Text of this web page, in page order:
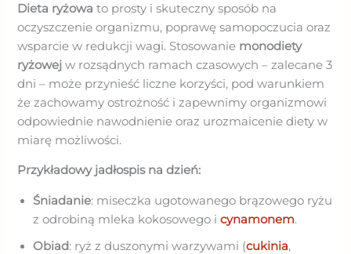
Dieta ryżowa to prosty i skuteczny sposób na
oczyszczenie organizmu, poprawę samopoczucia oraz
wsparcie w redukcji wagi. Stosowanie monodiety
ryżowej w rozsądnych ramach czasowych – zalecane 3
dni – może przynieść liczne korzyści, pod warunkiem
że zachowamy ostrożność i zapewnimy organizmowi
odpowiednie nawodnienie oraz urozmaicenie diety w
miarę możliwości.
Przykładowy jadłospis na dzień:
Śniadanie: miseczka ugotowanego brązowego ryżu
z odrobiną mleka kokosowego icynamonem.
Obiad: ryż z duszonymi warzywami (cukinia,